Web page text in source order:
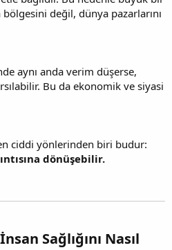
değil, dünya pazarlarını
aynı anda verim düşerse,
Bu da ekonomik ve siyasi
ciddi yönlerinden biri budur:
dönüşebilir.
Sağlığını Nasıl